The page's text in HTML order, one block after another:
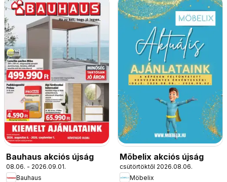
Bauhaus akciós újság
08.06. - 2026.09.01.
Bauhaus
Möbelix akciós újság
csütörtöktől 2026.08.06.
Möbelix